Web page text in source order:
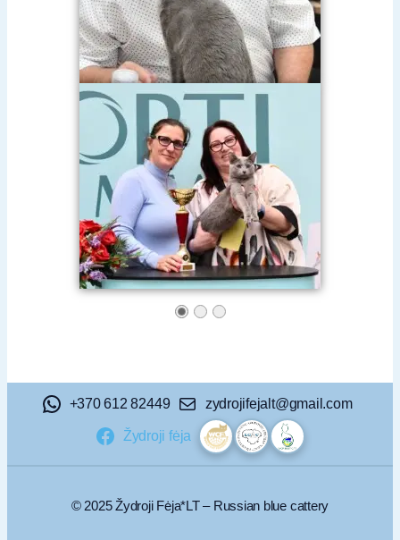
+370 612 82449 zydrojifejalt@gmail.com
Žydroji fėja
© 2025 Žydroji Fėja*LT – Russian blue cattery